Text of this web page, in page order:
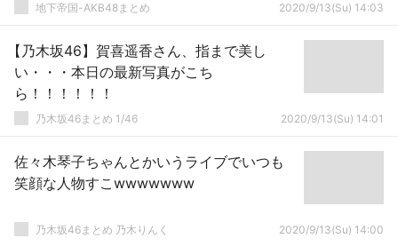
地下帝国-AKB48まとめ 2020/9/13(Su) 14:03
【乃木坂46】賀喜遥香さん、指まで美し
い・・・本日の最新写真がこち
ら！！！！！！
乃木坂46まとめ 1/46 2020/9/13(Su) 14:01
佐々木琴子ちゃんとかいうライブでいつも
笑顔な人物すこwwwwwww
乃木坂46まとめ 乃木りんく 2020/9/13(Su) 14:00